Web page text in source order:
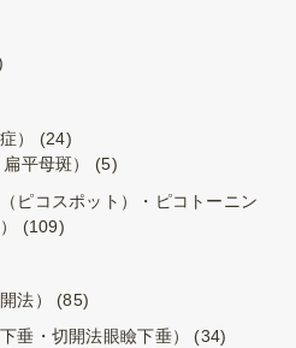
）
(24)
平母斑）
(5)
ピコスポット）・ピコトーニン
(109)
法）
(85)
垂・切開法眼瞼下垂）
(34)